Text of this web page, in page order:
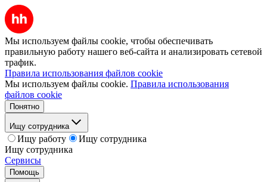
Мы используем файлы cookie, чтобы обеспечивать
правильную работу нашего веб-сайта и анализировать сетевой
трафик.
Правила использования файлов cookie
Мы используем файлы cookie. Правила использования
файлов cookie
Понятно
Ищу сотрудника
Ищу работу
Ищу сотрудника
Ищу сотрудника
Сервисы
Помощь